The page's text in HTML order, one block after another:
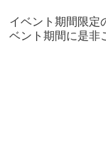
イベント期間限定
ベント期間に是非